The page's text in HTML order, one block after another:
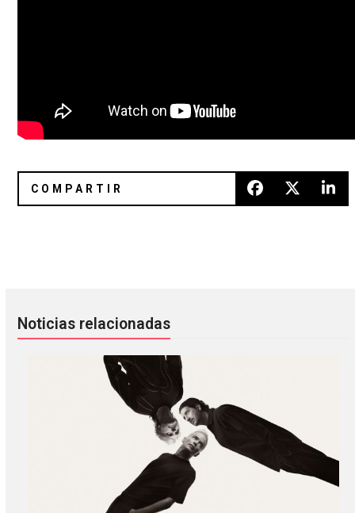
Noticias relacionadas